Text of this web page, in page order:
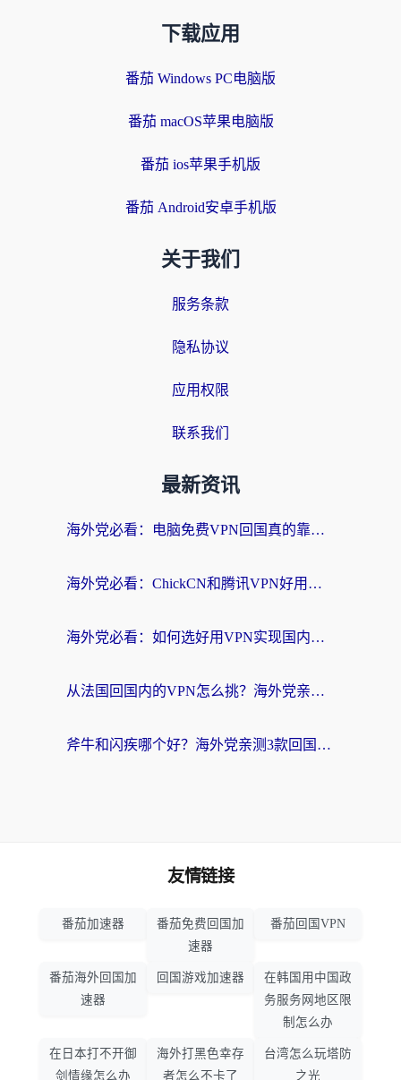
下载应用
番茄 Windows PC电脑版
番茄 macOS苹果电脑版
番茄 ios苹果手机版
番茄 Android安卓手机版
关于我们
服务条款
隐私协议
应用权限
联系我们
最新资讯
海外党必看：电脑免费VPN回国真的靠谱吗？附实测对比与最优方案指南
海外党必看：ChickCN和腾讯VPN好用吗？3招选对回国加速器，告别地区限制
海外党必看：如何选好用VPN实现国内资源无缝访问？从越南到全球都适用
从法国回国内的VPN怎么挑？海外党亲测：稳定、多端、安全才是关键
斧牛和闪疾哪个好？海外党亲测3款回国加速器，教你选到不踩坑的那一款
友情链接
番茄加速器
番茄免费回国加
速器
番茄回国VPN
番茄海外回国加
速器
回国游戏加速器
在韩国用中国政
务服务网地区限
制怎么办
在日本打不开御
剑情缘怎么办
海外打黑色幸存
者怎么不卡了
台湾怎么玩塔防
之光